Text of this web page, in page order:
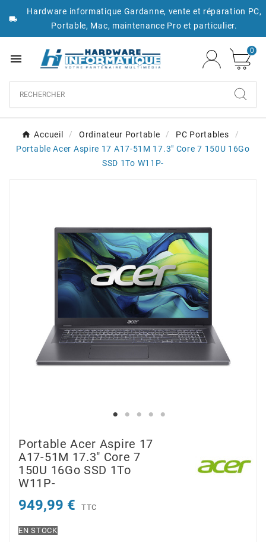

Hardware informatique Gardanne, vente et réparation PC,
Portable, Mac, maintenance Pro et particulier.

0
Accueil Ordinateur Portable
PC Portables
Portable Acer Aspire 17 A17-51M 17.3" Core 7 150U 16Go
SSD 1To W11P-
Portable Acer Aspire 17
A17-51M 17.3" Core 7
150U 16Go SSD 1To
W11P-
949,99 € TTC
EN STOCK